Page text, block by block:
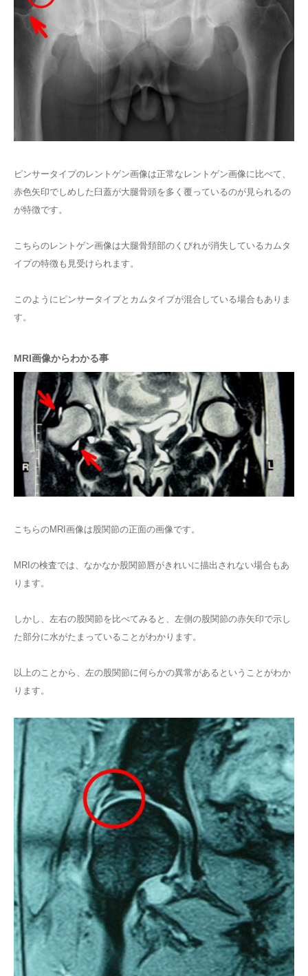
ピンサータイプのレントゲン画像は正常なレントゲン画像に比べて、
赤色矢印でしめした臼蓋が大腿骨頭を多く覆っているのが見られるの
が特徴です。
こちらのレントゲン画像は大腿骨頚部のくびれが消失しているカムタ
イプの特徴も見受けられます。
このようにピンサータイプとカムタイプが混合している場合もありま
す。
MRI画像からわかる事
こちらのMRI画像は股関節の正面の画像です。
MRIの検査では、なかなか股関節唇がきれいに描出されない場合もあ
ります。
しかし、左右の股関節を比べてみると、左側の股関節の赤矢印で示し
た部分に水がたまっていることがわかります。
以上のことから、左の股関節に何らかの異常があるということがわか
ります。